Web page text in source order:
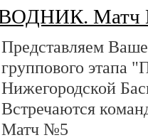
Матч
Представляем
группового этапа
Нижегородской
Встречаются
Матч №5